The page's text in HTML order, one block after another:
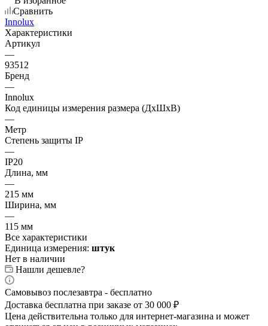
Сравнить
Innolux
Характеристики
Артикул
—
93512
Бренд
—
Innolux
Код единицы измерения размера (ДхШхВ)
—
Метр
Степень защиты IP
—
IP20
Длина, мм
—
215 мм
Ширина, мм
—
115 мм
Все характеристики
Единица измерения: штук
Нет в наличии
Нашли дешевле?
Самовывоз послезавтра - бесплатно
Доставка бесплатна при заказе от 30 000 ₽
Цена действительна только для интернет-магазина и может